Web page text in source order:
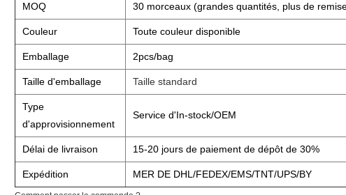
MOQ 30 morceaux (grandes quantités, plus de
Couleur Toute couleur disponible
Emballage 2pcs/bag
Taille d'emballage Taille standard
Type
d'approvisionnement
Service d'In-stock/OEM
Délai de livraison 15-20 jours de paiement de dépôt de 30%
Expédition MER DE DHL/FEDEX/EMS/TNT/UPS/BY